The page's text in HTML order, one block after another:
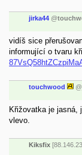
jirka44 @
vidíš sice
informující o tvaru
touchwood @
Křižovatka je jasná,
vlevo.
Kiksfix